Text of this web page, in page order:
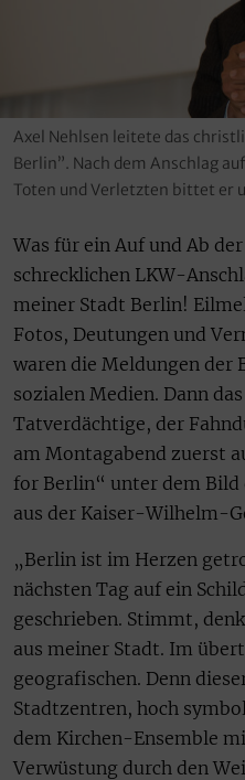
Axel Nehlsen leitete das
Berlin”. Nach dem Anschlag
Toten und Verletzten bittet er
Was für ein Auf und Ab
schrecklichen LKW-
meiner Stadt Berlin!
Fotos, Deutungen und
waren die Meldungen der
sozialen Medien. Dann
Tatverdächtige, der
am Montagabend zuerst
for Berlin“ unter dem Bild
aus der Kaiser-Wilhelm-
„Berlin ist im Herzen
nächsten Tag auf ein
geschrieben. Stimmt,
aus meiner Stadt. Im
geografischen. Denn
Stadtzentren, hoch
dem Kirchen-Ensemble
Verwüstung durch den